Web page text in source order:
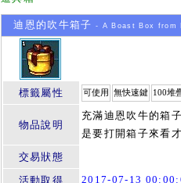
迪恩的吹牛箱子 - A Boast Box from
標籤屬性 可使用 無快速鍵 100堆
物品說明
充滿迪恩吹牛的箱
是要打開箱子來看
交易狀態
活動取得
2017-07-13